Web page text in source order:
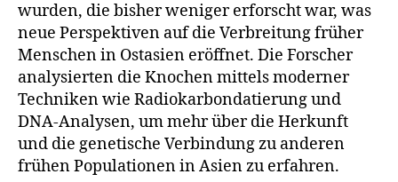
wurden, die bisher weniger erforscht war, was
neue Perspektiven auf die Verbreitung früher
Menschen in Ostasien eröffnet. Die Forscher
analysierten die Knochen mittels moderner
Techniken wie Radiokarbondatierung und
DNA-Analysen, um mehr über die Herkunft
und die genetische Verbindung zu anderen
frühen Populationen in Asien zu erfahren.